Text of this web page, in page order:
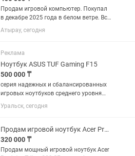
Продам игровой компьютер. Покупал
в декабре 2025 года в белом ветре. Все
чеки имеются, и коробки от каждого
компонента. В кс на высоких 200-250
Характеристики: - Видеокарта...
Атырау, сегодня
Реклама
Ноутбук ASUS TUF Gaming F15
500 000 ₸
серия надежных и сбалансированных
игровых ноутбуков среднего уровня
(15.6") от ASUS. Они оснащаются
процессорами Intel Core (10-12
(2050–3060) и экранами с...
Уральск, сегодня
Продам игровой ноутбук Acer Predator Triton
320 000 ₸
Продам мощный игровой ноутбук Acer